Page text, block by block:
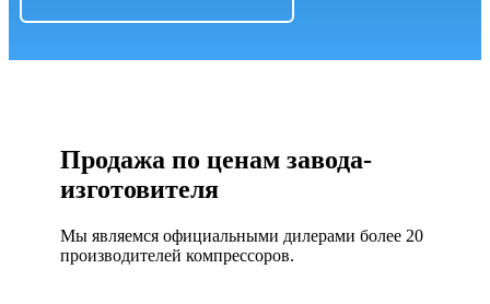
Продажа по ценам завода-
изготовителя
Мы являемся официальными дилерами более 20
производителей компрессоров.